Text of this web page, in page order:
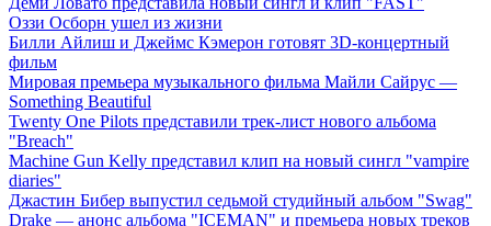
Оззи Осборн ушел из жизни
Билли Айлиш и Джеймс Кэмерон готовят 3D-концертный
фильм
Мировая премьера музыкального фильма Майли Сайрус —
Something Beautiful
Twenty One Pilots представили трек-лист нового альбома
"Breach"
Machine Gun Kelly представил клип на новый сингл "vampire
diaries"
Джастин Бибер выпустил седьмой студийный альбом "Swag"
Drake — анонс альбома "ICEMAN" и премьера новых треков